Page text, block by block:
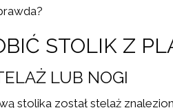
STOLIK Z
LUB NOGI
stolika został stelaż